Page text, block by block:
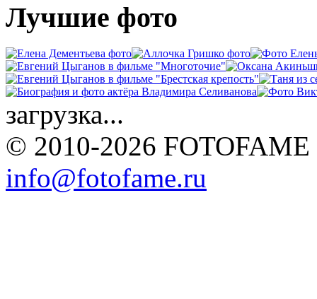
Лучшие фото
загрузка...
© 2010-2026 FOTOFAME
info@fotofame.ru